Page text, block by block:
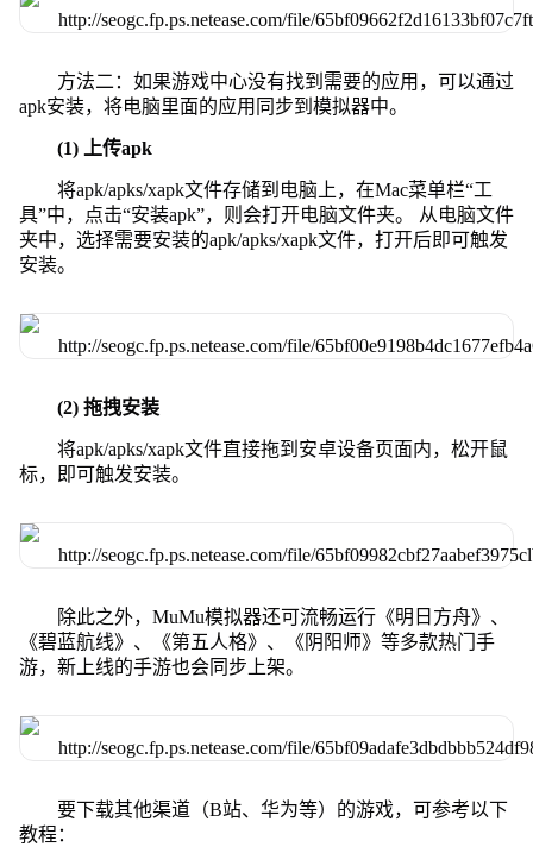
方法二：如果游戏中心没有找到需要的应用，可以通过
apk安装，将电脑里面的应用同步到模拟器中。
(1) 上传apk
将apk/apks/xapk文件存储到电脑上，在Mac菜单栏“工
具”中，点击“安装apk”，则会打开电脑文件夹。 从电脑文件
夹中，选择需要安装的apk/apks/xapk文件，打开后即可触发
安装。
(2) 拖拽安装
将apk/apks/xapk文件直接拖到安卓设备页面内，松开鼠
标，即可触发安装。
除此之外，MuMu模拟器还可流畅运行《明日方舟》、
《碧蓝航线》、《第五人格》、《阴阳师》等多款热门手
游，新上线的手游也会同步上架。
要下载其他渠道（B站、华为等）的游戏，可参考以下
教程：